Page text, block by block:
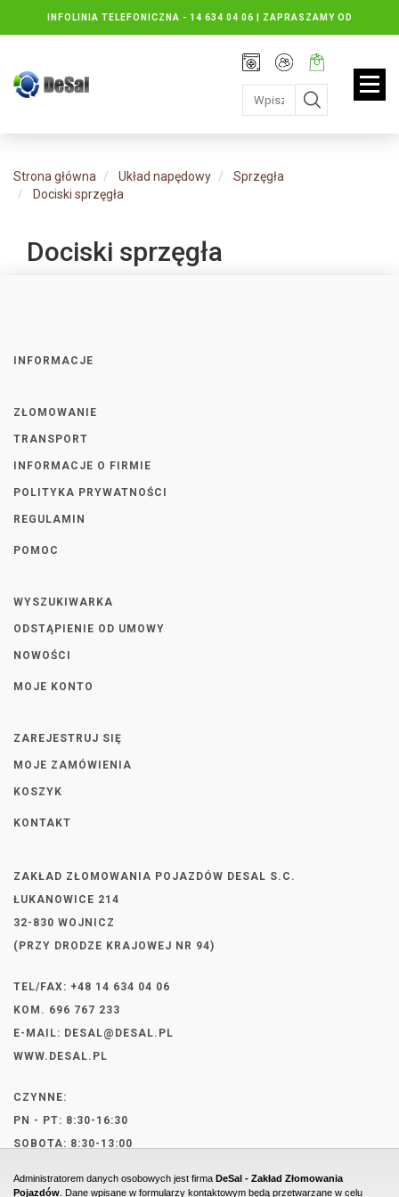
INFOLINIA TELEFONICZNA - 14 634 04 06 | ZAPRASZAMY OD
PONIEDZIAŁKU DO PIĄTKU : 8.30 DO 16.30, SOBOTY: 8.30 DO 13.00
Rejestracja
Moje
konto
Twój
koszyk:
jest
pusty
Strona główna Układ napędowy
Sprzęgła
Dociski sprzęgła
Dociski sprzęgła
INFORMACJE
ZŁOMOWANIE
TRANSPORT
INFORMACJE O FIRMIE
POLITYKA PRYWATNOŚCI
REGULAMIN
POMOC
WYSZUKIWARKA
ODSTĄPIENIE OD UMOWY
NOWOŚCI
MOJE KONTO
ZAREJESTRUJ SIĘ
MOJE ZAMÓWIENIA
KOSZYK
KONTAKT
ZAKŁAD ZŁOMOWANIA POJAZDÓW DESAL S.C.
ŁUKANOWICE 214
32-830 WOJNICZ
(PRZY DRODZE KRAJOWEJ NR 94)
TEL/FAX: +48 14 634 04 06
KOM. 696 767 233
E-MAIL: DESAL@DESAL.PL
WWW.DESAL.PL
CZYNNE:
PN - PT: 8:30-16:30
SOBOTA: 8:30-13:00
Administratorem danych osobowych jest firma DeSal - Zakład Złomowania
Pojazdów . Dane wpisane w formularzy kontaktowym będą przetwarzane w celu